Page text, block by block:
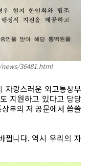
36481.html
자랑스러운 외교통상부
지원하고 있다고 당당
부의 저 공문에서 씁쓸
뀝니다. 역시 우리의 자